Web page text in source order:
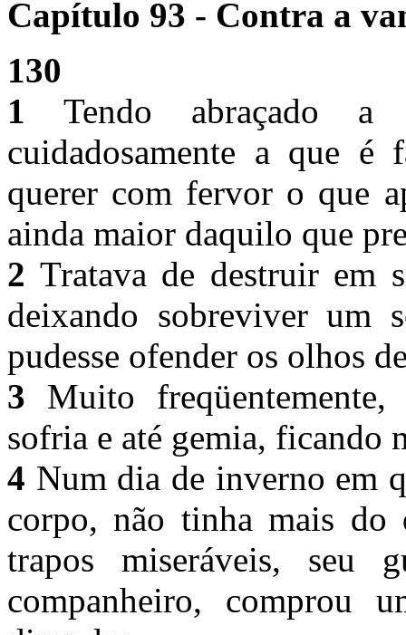
Capítulo 93 - Contra a
130
1 Tendo abraçado a
cuidadosamente a que é
querer com fervor o que
ainda maior daquilo que
2 Tratava de destruir em
deixando sobreviver um
pudesse ofender os olhos
3 Muito
sofria e até gemia, ficando
4 Num dia de inverno em
corpo, não tinha mais do
trapos miseráveis, seu
companheiro, comprou